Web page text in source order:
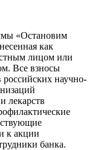
«Остановим
как
лицом или
Все взносы
научно-
лекарств
к акции
банка.